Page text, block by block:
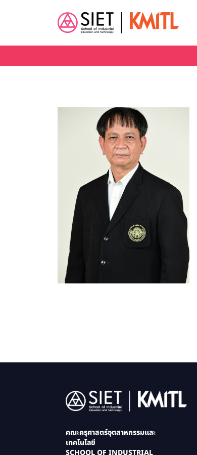
Image
คณะครุศาสตร์อุตสาหกรรมและ
เทคโนโลยี
SCHOOL OF INDUSTRIAL